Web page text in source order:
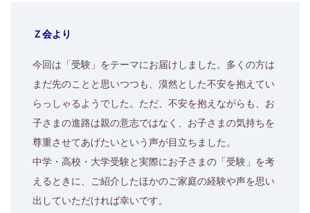
Ｚ会より
今回は「受験」をテーマにお届けしました。多くの方は
まだ先のことと思いつつも、漠然とした不安を抱えてい
らっしゃるようでした。ただ、不安を抱えながらも、お
子さまの進路は親の意志ではなく、お子さまの気持ちを
尊重させてあげたいという声が目立ちました。
中学・高校・大学受験と実際にお子さまの「受験」を考
えるときに、ご紹介したほかのご家庭の経験や声を思い
出していただければ幸いです。